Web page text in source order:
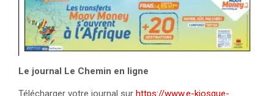
Le journal Le Chemin en ligne
Télécharger votre journal sur https://www.e-kiosque-